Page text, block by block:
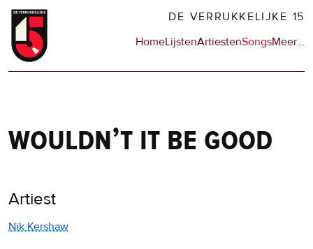
Overslaan
naar
DE VERRUKKELIJKE 15
Hoofdnavigatie
HomeLijstenArtiestenSongsMeerop
…
wouldn’t it be good
Artiest
Nik Kershaw